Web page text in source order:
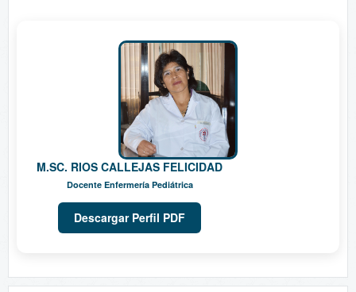
M.SC. RIOS CALLEJAS FELICIDAD
Docente Enfermería Pediátrica
Descargar Perfil PDF